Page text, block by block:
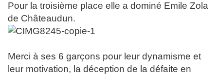
Pour la troisième place elle a dominé Emile Zola
de Châteaudun.
Merci à ses 6 garçons pour leur dynamisme et
leur motivation, la déception de la défaite en